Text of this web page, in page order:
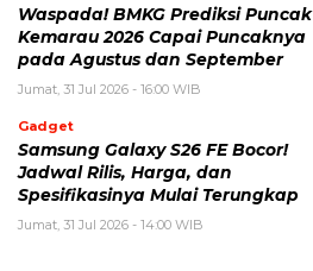
Waspada! BMKG Prediksi Puncak
Kemarau 2026 Capai Puncaknya
pada Agustus dan September
Jumat, 31 Jul 2026 - 16:00 WIB
Gadget
Samsung Galaxy S26 FE Bocor!
Jadwal Rilis, Harga, dan
Spesifikasinya Mulai Terungkap
Jumat, 31 Jul 2026 - 14:00 WIB